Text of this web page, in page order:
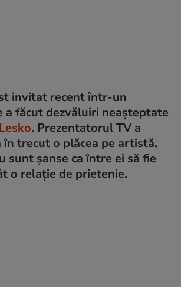
invitat recent într-un
a făcut dezvăluiri neașteptate
. Prezentatorul TV a
în trecut o plăcea pe artistă,
sunt șanse ca între ei să fie
o relație de prietenie.